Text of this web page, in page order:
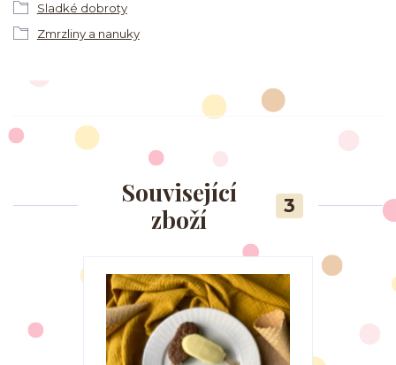
Sladké dobroty
Zmrzliny a nanuky
Související
zboží
3